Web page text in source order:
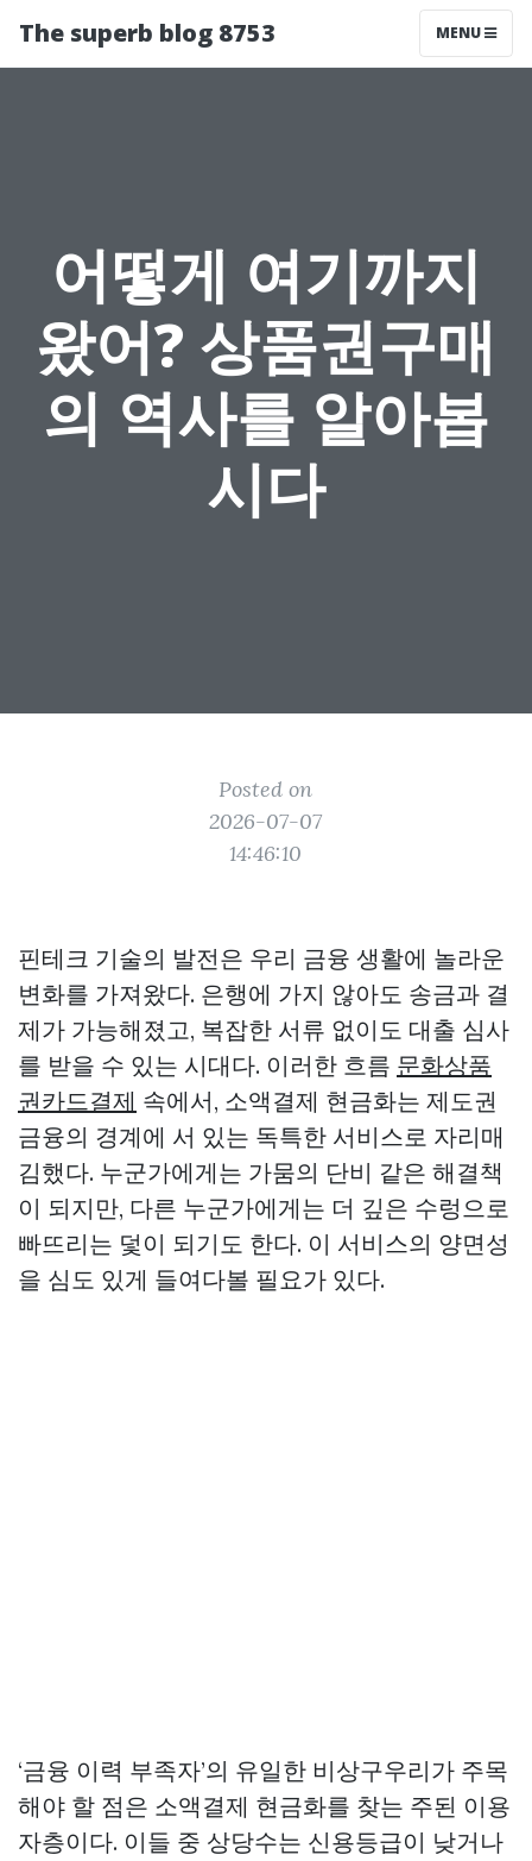
The superb blog 8753 MENU
어떻게 여기까지
왔어? 상품권구매
의 역사를 알아봅
시다
Posted on
2026-07-07
14:46:10
핀테크 기술의 발전은 우리 금융 생활에 놀라운
변화를 가져왔다. 은행에 가지 않아도 송금과 결
제가 가능해졌고, 복잡한 서류 없이도 대출 심사
를 받을 수 있는 시대다. 이러한 흐름 문화상품
권카드결제 속에서, 소액결제 현금화는 제도권
금융의 경계에 서 있는 독특한 서비스로 자리매
김했다. 누군가에게는 가뭄의 단비 같은 해결책
이 되지만, 다른 누군가에게는 더 깊은 수렁으로
빠뜨리는 덫이 되기도 한다. 이 서비스의 양면성
을 심도 있게 들여다볼 필요가 있다.
‘금융 이력 부족자’의 유일한 비상구우리가 주목
해야 할 점은 소액결제 현금화를 찾는 주된 이용
자층이다. 이들 중 상당수는 신용등급이 낮거나